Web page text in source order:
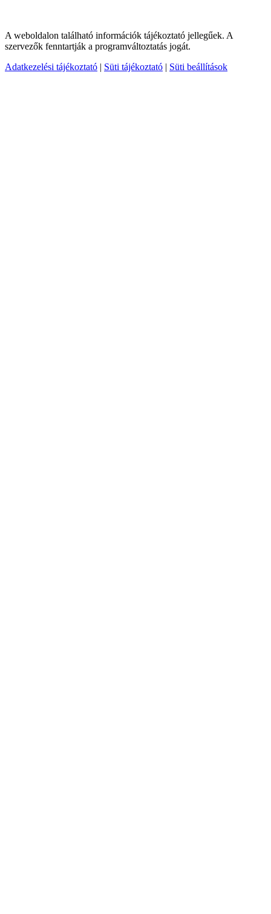
A weboldalon található információk tájékoztató jellegűek. A
szervezők fenntartják a programváltoztatás jogát.
Adatkezelési tájékoztató | Süti tájékoztató | Süti beállítások